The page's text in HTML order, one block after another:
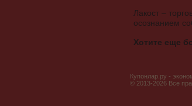
Лакост –
осознанием
Хотите еще
Купонлар.ру -
© 2013-2026 Все